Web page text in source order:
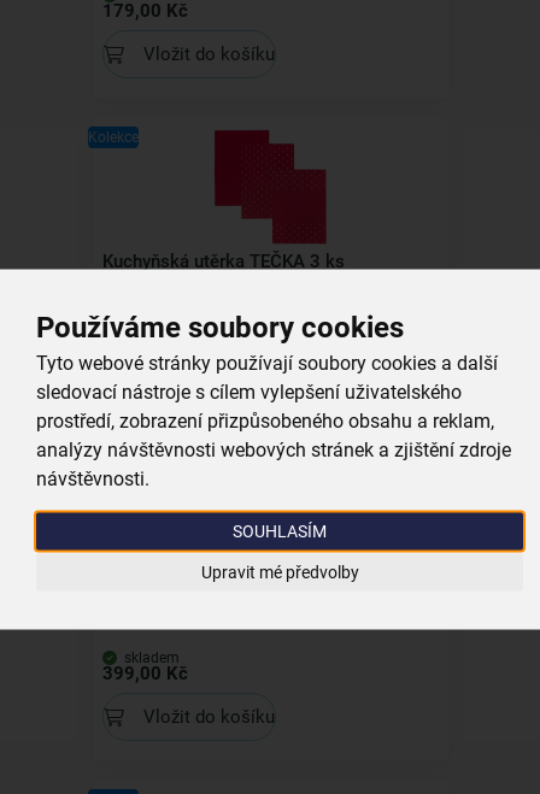
Používáme soubory cookies
Tyto webové stránky používají soubory cookies a další
sledovací nástroje s cílem vylepšení uživatelského
prostředí, zobrazení přizpůsobeného obsahu a reklam,
analýzy návštěvnosti webových stránek a zjištění zdroje
návštěvnosti.
SOUHLASÍM
Upravit mé předvolby
179,00 Kč
Vložit do košíku
Kolekce
Kuchyňská utěrka TEČKA 3 ks
skladem
229,00 Kč
Vložit do košíku
Kolekce
skladem
399,00 Kč
Vložit do košíku